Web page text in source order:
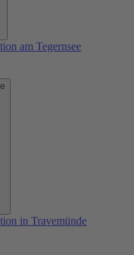
am Tegernsee
in Travemünde